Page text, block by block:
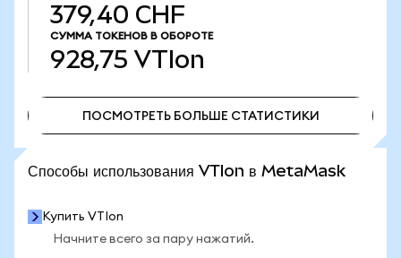
379,40 CHF
СУММА ТОКЕНОВ В ОБОРОТЕ
928,75 VTIon
ПОСМОТРЕТЬ БОЛЬШЕ СТАТИСТИКИ
Способы использования VTIon в MetaMask
Купить VTIon
Начните всего за пару нажатий.